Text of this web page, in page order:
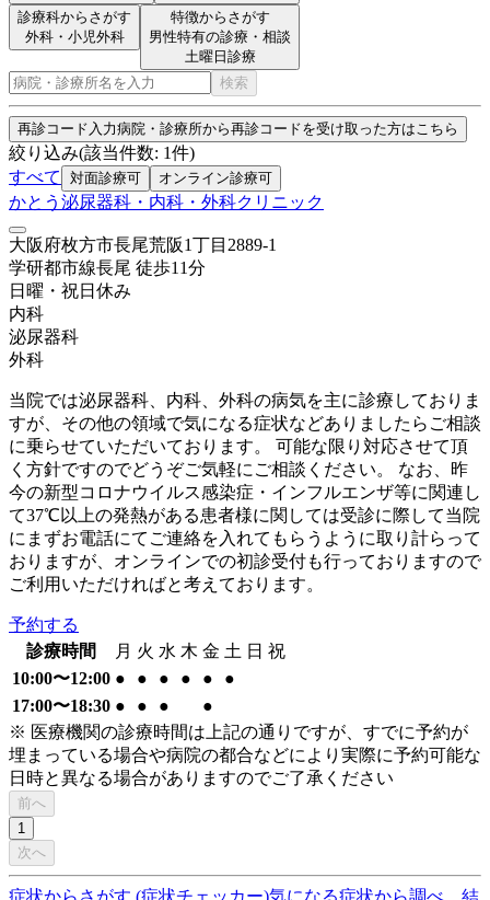
診療科からさがす
外科・小児外科
特徴からさがす
男性特有の診療・相談
土曜日診療
検索
再診コード入力病院・診療所から再診コードを受け取った方はこちら
絞り込み(該当件数: 1件)
すべて
対面診療可 オンライン診療可
かとう泌尿器科・内科・外科クリニック
大阪府枚方市長尾荒阪1丁目2889-1
学研都市線長尾 徒歩11分
日曜・祝日 休み
内科
泌尿器科
外科
当院では泌尿器科、内科、外科の病気を主に診療しておりま
すが、その他の領域で気になる症状などありましたらご相談
に乗らせていただいております。 可能な限り対応させて頂
く方針ですのでどうぞご気軽にご相談ください。 なお、昨
今の新型コロナウイルス感染症・インフルエンザ等に関連し
て37℃以上の発熱がある患者様に関しては受診に際して当院
にまずお電話にてご連絡を入れてもらうように取り計らって
おりますが、オンラインでの初診受付も行っておりますので
ご利用いただければと考えております。
予約する
診療時間
月 火 水 木 金 土 日 祝
10:00〜12:00 ● ● ● ● ●
●
17:00〜18:30 ● ● ●
●
※ 医療機関の診療時間は上記の通りですが、すでに予約が
埋まっている場合や病院の都合などにより実際に予約可能な
日時と異なる場合がありますのでご了承ください
前へ
1
次へ
症状からさがす (症状チェッカー)気になる症状から調べ、結